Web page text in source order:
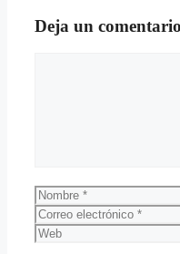
Deja un comentario
Nombre
Correo
electrónico
Web